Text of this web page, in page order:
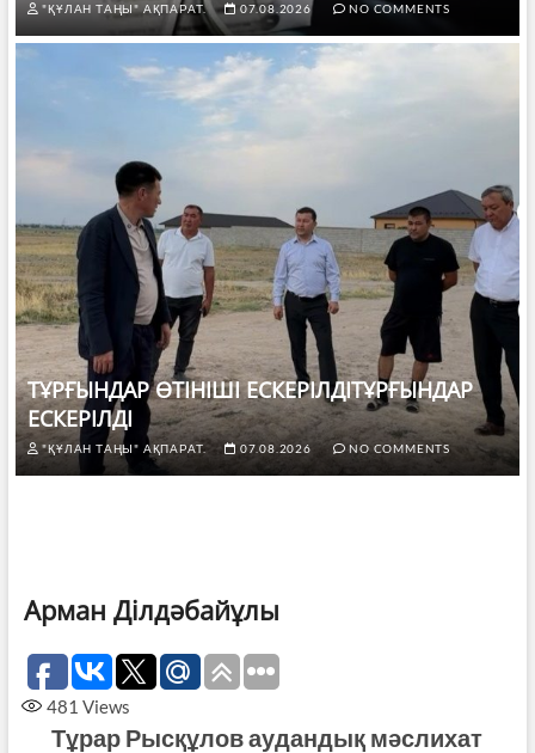
"ҚҰЛАН ТАҢЫ" АҚПАРАТ. 07.08.2026 NO COMMENTS
ТҰРҒЫНДАР ӨТІНІШІ ЕСКЕРІЛДІТҰРҒЫНДАР
ЕСКЕРІЛДІ
"ҚҰЛАН ТАҢЫ" АҚПАРАТ. 07.08.2026 NO COMMENTS
Арман Ділдәбайұлы
481 Views
Тұрар Рысқұлов аудандық мәслихат